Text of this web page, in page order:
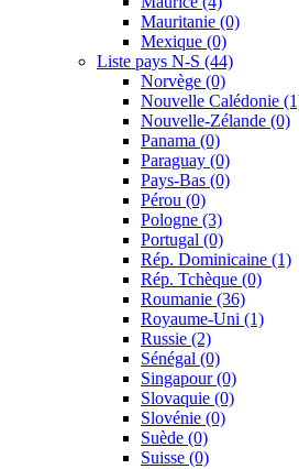
Mauritanie (0)
Mexique (0)
Liste pays N-S (44)
Norvège (0)
Nouvelle Calédonie
Nouvelle-Zélande (0)
Panama (0)
Paraguay (0)
Pays-Bas (0)
Pérou (0)
Pologne (3)
Portugal (0)
Rép. Dominicaine (1)
Rép. Tchèque (0)
Roumanie (36)
Royaume-Uni (1)
Russie (2)
Sénégal (0)
Singapour(0)
Slovaquie (0)
Slovénie (0)
Suède (0)
Suisse (0)